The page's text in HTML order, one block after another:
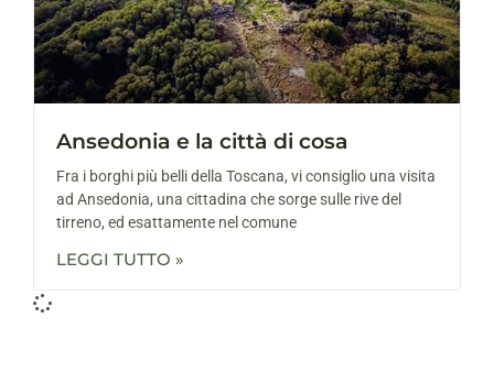
Ansedonia e la città di cosa
Fra i borghi più belli della Toscana, vi consiglio una visita
ad Ansedonia, una cittadina che sorge sulle rive del
tirreno, ed esattamente nel comune
LEGGI TUTTO »